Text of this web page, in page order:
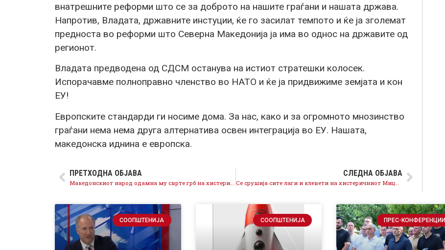
внатрешните реформи што се за доброто на нашите граѓани и нашата држава.
Напротив, Владата, државните инстуции, ќе го засилат темпото и ќе ја зголемат
предноста во реформи што Северна Македонија ја има во однос на државите од
регионот.
Владата предводена од СДСМ останува на истиот стратешки колосек.
Испорачавме полноправно членство во НАТО и ќе ја придвижиме земјата и кон
ЕУ!
Европските стандарди ги носиме дома. За нас, како и за огромното мнозинство
граѓани нема нема друга алтернатива освен интеграција во ЕУ. Нашата,
македонска иднина е европска.
ПРЕТХОДНА ОБЈАВА СЛЕДНА ОБЈАВА
СООПШТЕНИЈА СООПШТЕНИЈА ПРЕС-КОНФЕРЕНЦИИ